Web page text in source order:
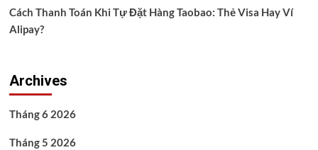
Cách Thanh Toán Khi Tự Đặt Hàng Taobao: Thẻ Visa Hay Ví
Alipay?
Archives
Tháng 6 2026
Tháng 5 2026